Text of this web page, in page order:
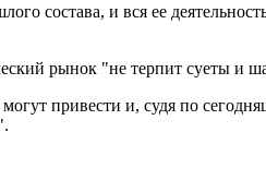
состава, и вся ее
рынок "не терпит суеты и
привести и, судя по